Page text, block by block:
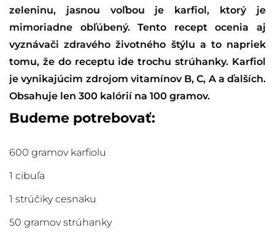
zeleninu, jasnou voľbou je karfiol, ktorý je
mimoriadne obľúbený. Tento recept ocenia aj
vyznávači zdravého životného štýlu a to napriek
tomu, že do receptu ide trochu strúhanky. Karfiol
je vynikajúcim zdrojom vitamínov B, C, A a ďalších.
Obsahuje len 300 kalórií na 100 gramov.
Budeme potrebovať:
600 gramov karfiolu
1 cibuľa
1 strúčiky cesnaku
50 gramov strúhanky